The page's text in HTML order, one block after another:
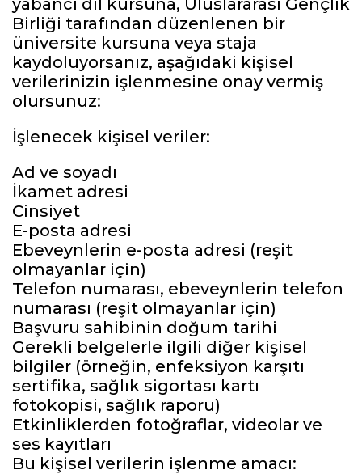
Birliği tarafından düzenlenen bir
üniversite kursuna veya staja
kaydoluyorsanız, aşağıdaki kişisel
verilerinizin işlenmesine onay vermiş
olursunuz:
İşlenecek kişisel veriler:
Ad ve soyadı
İkamet adresi
Cinsiyet
E-posta adresi
Ebeveynlerin e-posta adresi (reşit
olmayanlar için)
Telefon numarası, ebeveynlerin telefon
numarası (reşit olmayanlar için)
Başvuru sahibinin doğum tarihi
Gerekli belgelerle ilgili diğer kişisel
bilgiler (örneğin, enfeksiyon karşıtı
sertifika, sağlık sigortası kartı
fotokopisi, sağlık raporu)
Etkinliklerden fotoğraflar, videolar ve
ses kayıtları
Bu kişisel verilerin işlenme amacı: